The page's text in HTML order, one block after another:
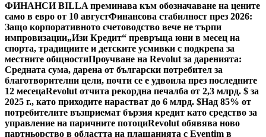
ФИНАНСИ BILLA преминава към обозначаване на цените
само в евро от 10 августФинансова стабилност през 2026:
Защо корпоративното счетоводство вече не търпи
импровизации„Изи Кредит“ превръща юни в месец на
спорта, традициите и детските усмивки с подкрепа за
местните общностиПроучване на Revolut за даренията:
Средната сума, дарена от български потребител за
благотворителни цели, почти се е удвоила през последните
12 месецаRevolut отчита рекордна печалба от 2,3 млрд. $ за
2025 г., като приходите нарастват до 6 млрд. $Над 85% от
потребителите възприемат бързия кредит като средство за
управление на паричните потоциRevolut обявява ново
партньорство в областта на плащанията с Eventim в